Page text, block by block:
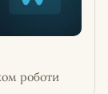
роботи